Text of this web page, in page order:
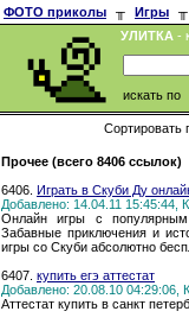
ФОТО приколы ╥ Игры
╥
УЛИТКА -
искать по
Сортировать
Прочее (всего 8406 ссылок)
6406. Играть в Скуби Ду
Добавлено: 14.04.11 15:45:44,
Онлайн игры с
Забавные приключения и
игры со Скуби абсолютно
6407. купить егэ аттестат
Добавлено: 20.08.10 04:29:06,
Аттестат купить в санкт